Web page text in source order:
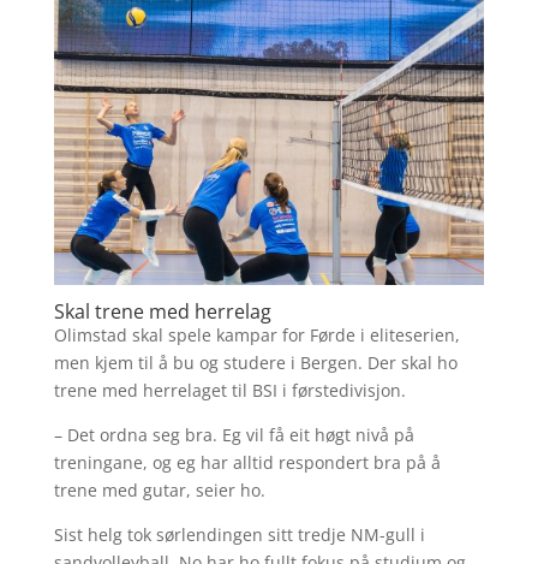
Skal trene med herrelag
Olimstad skal spele kampar for Førde i eliteserien,
men kjem til å bu og studere i Bergen. Der skal ho
trene med herrelaget til BSI i førstedivisjon.
– Det ordna seg bra. Eg vil få eit høgt nivå på
treningane, og eg har alltid respondert bra på å
trene med gutar, seier ho.
Sist helg tok sørlendingen sitt tredje NM-gull i